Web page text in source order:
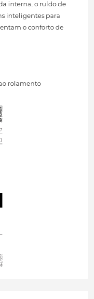
interna, o ruído de
inteligentes para
o conforto de
rolamento